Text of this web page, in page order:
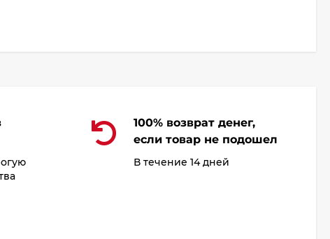
100% возврат денег,
если товар не подошел
В течение 14 дней